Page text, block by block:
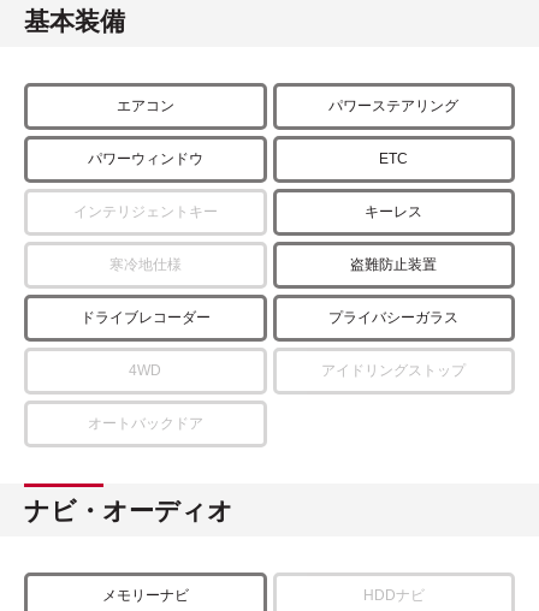
基本装備
エアコン パワーステアリング
パワーウィンドウ ETC
インテリジェントキー キーレス
寒冷地仕様 盗難防止装置
ドライブレコーダー プライバシーガラス
4WD アイドリングストップ
オートバックドア
ナビ・オーディオ
メモリーナビ HDDナビ